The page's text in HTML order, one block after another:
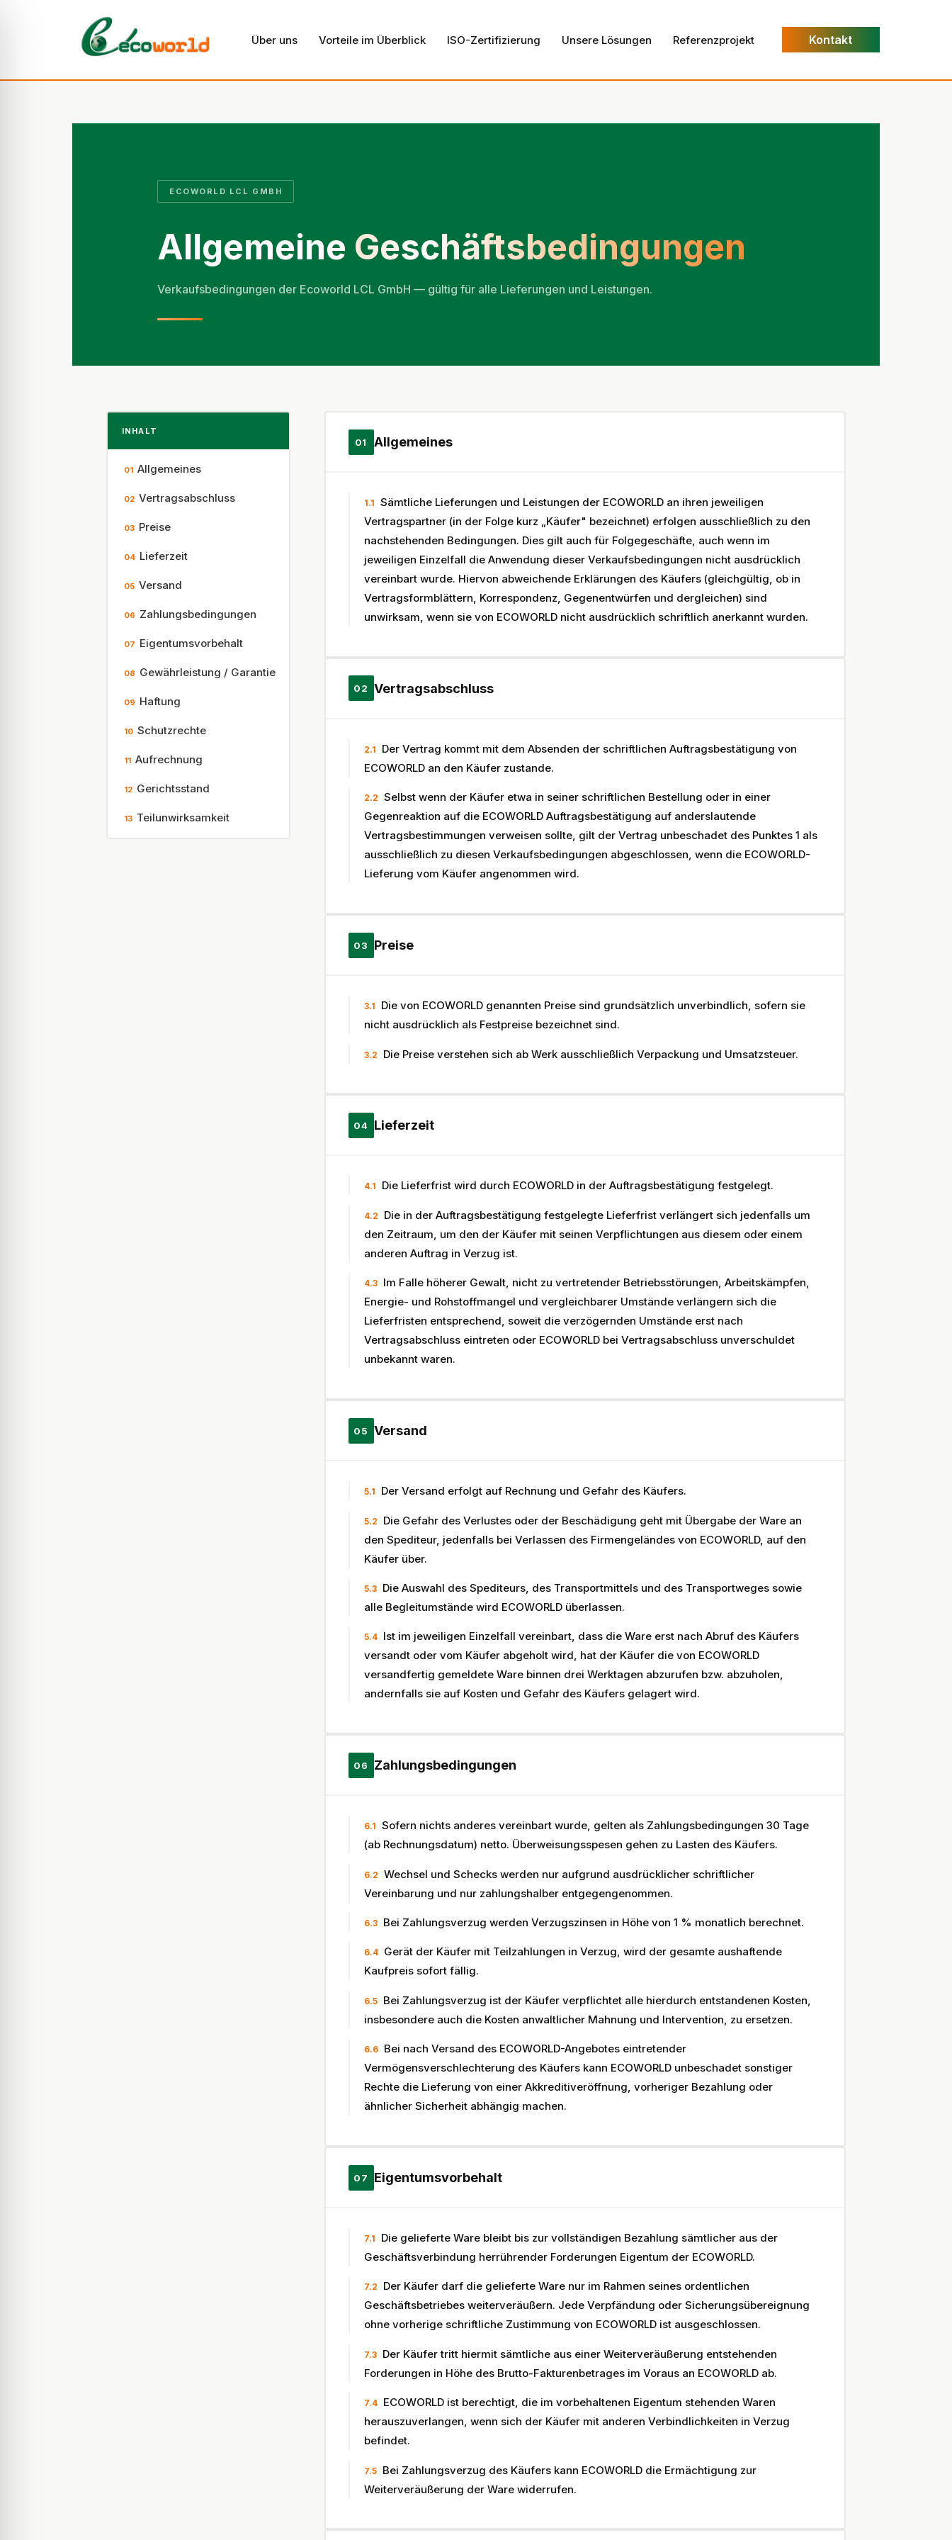
Über uns Vorteile im Überblick ISO-Zertifizierung Unsere Lösungen Referenzprojekt Kontakt
ECOWORLD LCL GMBH
Allgemeine Geschäftsbedingungen
Verkaufsbedingungen der Ecoworld LCL GmbH — gültig für alle Lieferungen und Leistungen.
INHALT
01 Allgemeines
02 Vertragsabschluss
03 Preise
04 Lieferzeit
05 Versand
06 Zahlungsbedingungen
07 Eigentumsvorbehalt
08 Gewährleistung / Garantie
09 Haftung
10 Schutzrechte
11 Aufrechnung
12 Gerichtsstand
13 Teilunwirksamkeit
01 Allgemeines
1.1 Sämtliche Lieferungen und Leistungen der ECOWORLD an ihren jeweiligen
Vertragspartner (in der Folge kurz „Käufer" bezeichnet) erfolgen ausschließlich zu den
nachstehenden Bedingungen. Dies gilt auch für Folgegeschäfte, auch wenn im
jeweiligen Einzelfall die Anwendung dieser Verkaufsbedingungen nicht ausdrücklich
vereinbart wurde. Hiervon abweichende Erklärungen des Käufers (gleichgültig, ob in
Vertragsformblättern, Korrespondenz, Gegenentwürfen und dergleichen) sind
unwirksam, wenn sie von ECOWORLD nicht ausdrücklich schriftlich anerkannt wurden.
02 Vertragsabschluss
2.1
Der Vertrag kommt mit dem Absenden der schriftlichen Auftragsbestätigung von
ECOWORLD an den Käufer zustande.
2.2 Selbst wenn der Käufer etwa in seiner schriftlichen Bestellung oder in einer
Gegenreaktion auf die ECOWORLD Auftragsbestätigung auf anderslautende
Vertragsbestimmungen verweisen sollte, gilt der Vertrag unbeschadet des Punktes 1 als
ausschließlich zu diesen Verkaufsbedingungen abgeschlossen, wenn die ECOWORLD-
Lieferung vom Käufer angenommen wird.
03 Preise
3.1
Die von ECOWORLD genannten Preise sind grundsätzlich unverbindlich, sofern sie
nicht ausdrücklich als Festpreise bezeichnet sind.
3.2 Die Preise verstehen sich ab Werk ausschließlich Verpackung und Umsatzsteuer.
04 Lieferzeit
4.1 Die Lieferfrist wird durch ECOWORLD in der Auftragsbestätigung festgelegt.
4.2
Die in der Auftragsbestätigung festgelegte Lieferfrist verlängert sich jedenfalls um
den Zeitraum, um den der Käufer mit seinen Verpflichtungen aus diesem oder einem
anderen Auftrag in Verzug ist.
4.3
Im Falle höherer Gewalt, nicht zu vertretender Betriebsstörungen, Arbeitskämpfen,
Energie- und Rohstoffmangel und vergleichbarer Umstände verlängern sich die
Lieferfristen entsprechend, soweit die verzögernden Umstände erst nach
Vertragsabschluss eintreten oder ECOWORLD bei Vertragsabschluss unverschuldet
unbekannt waren.
05 Versand
5.1 Der Versand erfolgt auf Rechnung und Gefahr des Käufers.
5.2
Die Gefahr des Verlustes oder der Beschädigung geht mit Übergabe der Ware an
den Spediteur, jedenfalls bei Verlassen des Firmengeländes von ECOWORLD, auf den
Käufer über.
5.3
Die Auswahl des Spediteurs, des Transportmittels und des Transportweges sowie
alle Begleitumstände wird ECOWORLD überlassen.
5.4
Ist im jeweiligen Einzelfall vereinbart, dass die Ware erst nach Abruf des Käufers
versandt oder vom Käufer abgeholt wird, hat der Käufer die von ECOWORLD
versandfertig gemeldete Ware binnen drei Werktagen abzurufen bzw. abzuholen,
andernfalls sie auf Kosten und Gefahr des Käufers gelagert wird.
06 Zahlungsbedingungen
6.1 Sofern nichts anderes vereinbart wurde, gelten als Zahlungsbedingungen 30 Tage
(ab Rechnungsdatum) netto. Überweisungsspesen gehen zu Lasten des Käufers.
6.2 Wechsel und Schecks werden nur aufgrund ausdrücklicher schriftlicher
Vereinbarung und nur zahlungshalber entgegengenommen.
6.3 Bei Zahlungsverzug werden Verzugszinsen in Höhe von 1 % monatlich berechnet.
6.4
Gerät der Käufer mit Teilzahlungen in Verzug, wird der gesamte aushaftende
Kaufpreis sofort fällig.
6.5
Bei Zahlungsverzug ist der Käufer verpflichtet alle hierdurch entstandenen Kosten,
insbesondere auch die Kosten anwaltlicher Mahnung und Intervention, zu ersetzen.
6.6
Bei nach Versand des ECOWORLD-Angebotes eintretender
Vermögensverschlechterung des Käufers kann ECOWORLD unbeschadet sonstiger
Rechte die Lieferung von einer Akkreditiveröffnung, vorheriger Bezahlung oder
ähnlicher Sicherheit abhängig machen.
07 Eigentumsvorbehalt
7.1
Die gelieferte Ware bleibt bis zur vollständigen Bezahlung sämtlicher aus der
Geschäftsverbindung herrührender Forderungen Eigentum der ECOWORLD.
7.2
Der Käufer darf die gelieferte Ware nur im Rahmen seines ordentlichen
Geschäftsbetriebes weiterveräußern. Jede Verpfändung oder Sicherungsübereignung
ohne vorherige schriftliche Zustimmung von ECOWORLD ist ausgeschlossen.
7.3
Der Käufer tritt hiermit sämtliche aus einer Weiterveräußerung entstehenden
Forderungen in Höhe des Brutto-Fakturenbetrages im Voraus an ECOWORLD ab.
7.4
ECOWORLD ist berechtigt, die im vorbehaltenen Eigentum stehenden Waren
herauszuverlangen, wenn sich der Käufer mit anderen Verbindlichkeiten in Verzug
befindet.
7.5
Bei Zahlungsverzug des Käufers kann ECOWORLD die Ermächtigung zur
Weiterveräußerung der Ware widerrufen.